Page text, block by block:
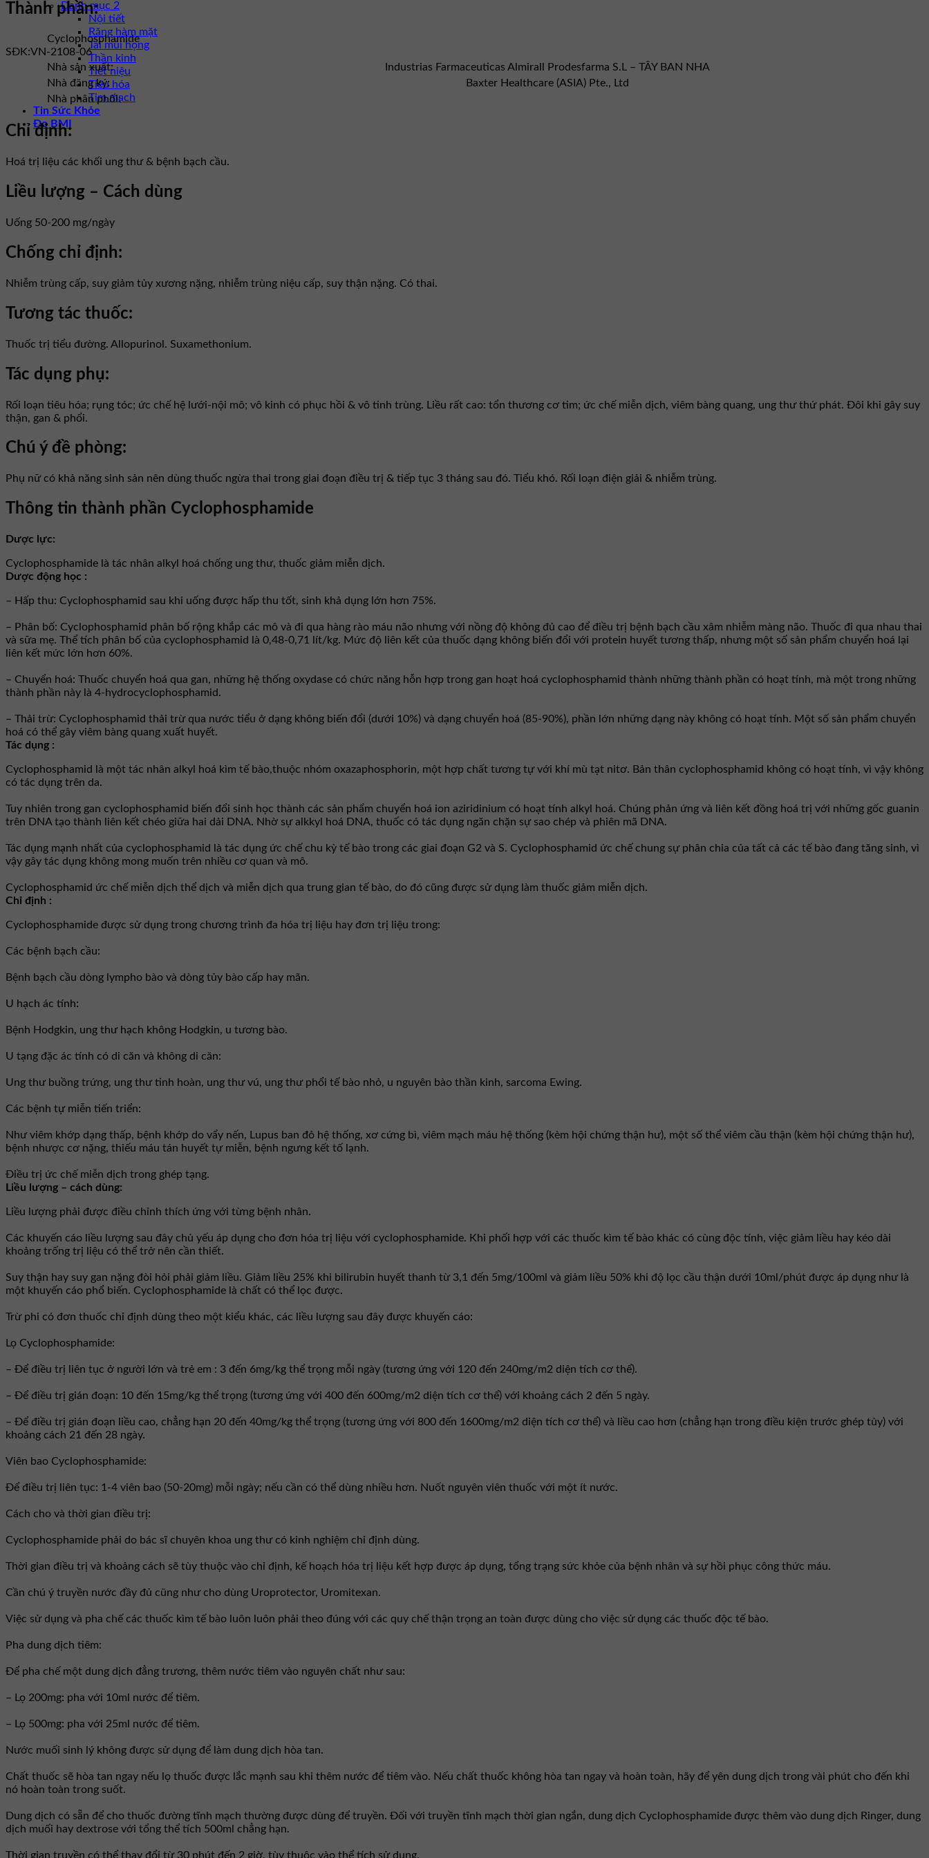
Danh mục 2
Nội tiết
Răng hàm mặt
Tai mũi họng
Thần kinh
Tiết niệu
Tiêu hóa
Tim mạch
Tin Sức Khỏe
Đo BMI
Thành phần:
Cyclophosphamide
SĐK:VN-2108-06
Nhà sản xuất:
Industrias Farmaceuticas Almirall Prodesfarma S.L – TÂY BAN NHA
Nhà đăng ký:
Baxter Healthcare (ASIA) Pte., Ltd
Nhà phân phối:
Chỉ định:
Hoá trị liệu các khối ung thư & bệnh bạch cầu.
Liều lượng – Cách dùng
Uống 50-200 mg/ngày
Chống chỉ định:
Nhiễm trùng cấp, suy giảm tủy xương nặng, nhiễm trùng niệu cấp, suy thận nặng. Có thai.
Tương tác thuốc:
Thuốc trị tiểu đường. Allopurinol. Suxamethonium.
Tác dụng phụ:
Rối loạn tiêu hóa; rụng tóc; ức chế hệ lưới-nội mô; vô kinh có phục hồi & vô tinh trùng. Liều rất cao: tổn thương cơ tim; ức chế miễn dịch, viêm bàng quang, ung thư thứ phát. Ðôi khi gây suy
thận, gan & phổi.
Chú ý đề phòng:
Phụ nữ có khả năng sinh sản nên dùng thuốc ngừa thai trong giai đoạn điều trị & tiếp tục 3 tháng sau đó. Tiểu khó. Rối loạn điện giải & nhiễm trùng.
Thông tin thành phần Cyclophosphamide
Dược lực:
Cyclophosphamide là tác nhân alkyl hoá chống ung thư, thuốc giảm miễn dịch.
Dược động học :
– Hấp thu: Cyclophosphamid sau khi uống được hấp thu tốt, sinh khả dụng lớn hơn 75%.
– Phân bố: Cyclophosphamid phân bố rộng khắp các mô và đi qua hàng rào máu não nhưng với nồng độ không đủ cao để điều trị bệnh bạch cầu xâm nhiễm màng não. Thuốc đi qua nhau thai
và sữa mẹ. Thể tích phân bố của cyclophosphamid là 0,48-0,71 lít/kg. Mức độ liên kết của thuốc dạng không biến đổi với protein huyết tương thấp, nhưng một số sản phẩm chuyển hoá lại
liên kết mức lớn hơn 60%.
– Chuyển hoá: Thuốc chuyển hoá qua gan, những hệ thống oxydase có chức năng hỗn hợp trong gan hoạt hoá cyclophosphamid thành những thành phần có hoạt tính, mà một trong những
thành phần này là 4-hydrocyclophosphamid.
– Thải trừ: Cyclophosphamid thải trừ qua nước tiểu ở dạng không biến đổi (dưới 10%) và dạng chuyển hoá (85-90%), phần lớn những dạng này không có hoạt tính. Một số sản phẩm chuyển
hoá có thể gây viêm bàng quang xuất huyết.
Tác dụng :
Cyclophosphamid là một tác nhân alkyl hoá kìm tế bào,thuộc nhóm oxazaphosphorin, một hợp chất tương tự với khí mù tạt nitơ. Bản thân cyclophosphamid không có hoạt tính, vì vậy không
có tác dụng trên da.
Tuy nhiên trong gan cyclophosphamid biến đổi sinh học thành các sản phẩm chuyển hoá ion aziridinium có hoạt tính alkyl hoá. Chúng phản ứng và liên kết đồng hoá trị với những gốc guanin
trên DNA tạo thành liên kết chéo giữa hai dải DNA. Nhờ sự alkkyl hoá DNA, thuốc có tác dụng ngăn chặn sự sao chép và phiên mã DNA.
Tác dụng mạnh nhất của cyclophosphamid là tác dụng ức chế chu kỳ tế bào trong các giai đoạn G2 và S. Cyclophosphamid ức chế chung sự phân chia của tất cả các tế bào đang tăng sinh, vì
vậy gây tác dụng không mong muốn trên nhiều cơ quan và mô.
Cyclophosphamid ức chế miễn dịch thể dịch và miễn dịch qua trung gian tế bào, do đó cũng được sử dụng làm thuốc giảm miễn dịch.
Chỉ định :
Cyclophosphamide được sử dụng trong chương trình đa hóa trị liệu hay đơn trị liệu trong:
Các bệnh bạch cầu:
Bệnh bạch cầu dòng lympho bào và dòng tủy bào cấp hay mãn.
U hạch ác tính:
Bệnh Hodgkin, ung thư hạch không Hodgkin, u tương bào.
U tạng đặc ác tính có di căn và không di căn:
Ung thư buồng trứng, ung thư tinh hoàn, ung thư vú, ung thư phổi tế bào nhỏ, u nguyên bào thần kinh, sarcoma Ewing.
Các bệnh tự miễn tiến triển:
Như viêm khớp dạng thấp, bệnh khớp do vẩy nến, Lupus ban đỏ hệ thống, xơ cứng bì, viêm mạch máu hệ thống (kèm hội chứng thận hư), một số thể viêm cầu thận (kèm hội chứng thận hư),
bệnh nhược cơ nặng, thiếu máu tán huyết tự miễn, bệnh ngưng kết tố lạnh.
Ðiều trị ức chế miễn dịch trong ghép tạng.
Liều lượng – cách dùng:
Liều lượng phải được điều chỉnh thích ứng với từng bệnh nhân.
Các khuyến cáo liều lượng sau đây chủ yếu áp dụng cho đơn hóa trị liệu với cyclophosphamide. Khi phối hợp với các thuốc kìm tế bào khác có cùng độc tính, việc giảm liều hay kéo dài
khoảng trống trị liệu có thể trở nên cần thiết.
Suy thận hay suy gan nặng đòi hỏi phải giảm liều. Giảm liều 25% khi bilirubin huyết thanh từ 3,1 đến 5mg/100ml và giảm liều 50% khi độ lọc cầu thận dưới 10ml/phút được áp dụng như là
một khuyến cáo phổ biến. Cyclophosphamide là chất có thể lọc được.
Trừ phi có đơn thuốc chỉ định dùng theo một kiểu khác, các liều lượng sau đây được khuyến cáo:
Lọ Cyclophosphamide:
– Ðể điều trị liên tục ở người lớn và trẻ em : 3 đến 6mg/kg thể trọng mỗi ngày (tương ứng với 120 đến 240mg/m2 diện tích cơ thể).
– Ðể điều trị gián đoạn: 10 đến 15mg/kg thể trọng (tương ứng với 400 đến 600mg/m2 diện tích cơ thể) với khoảng cách 2 đến 5 ngày.
– Ðể điều trị gián đoạn liều cao, chẳng hạn 20 đến 40mg/kg thể trọng (tương ứng với 800 đến 1600mg/m2 diện tích cơ thể) và liều cao hơn (chẳng hạn trong điều kiện trước ghép tủy) với
khoảng cách 21 đến 28 ngày.
Viên bao Cyclophosphamide:
Ðể điều trị liên tục: 1-4 viên bao (50-20mg) mỗi ngày; nếu cần có thể dùng nhiều hơn. Nuốt nguyên viên thuốc với một ít nước.
Cách cho và thời gian điều trị:
Cyclophosphamide phải do bác sĩ chuyên khoa ung thư có kinh nghiệm chỉ định dùng.
Thời gian điều trị và khoảng cách sẽ tùy thuộc vào chỉ định, kế hoạch hóa trị liệu kết hợp được áp dụng, tổng trạng sức khỏe của bệnh nhân và sự hồi phục công thức máu.
Cần chú ý truyền nước đầy đủ cũng như cho dùng Uroprotector, Uromitexan.
Việc sử dụng và pha chế các thuốc kìm tế bào luôn luôn phải theo đúng với các quy chế thận trọng an toàn được dùng cho việc sử dụng các thuốc độc tế bào.
Pha dung dịch tiêm:
Ðể pha chế một dung dịch đẳng trương, thêm nước tiêm vào nguyên chất như sau:
– Lọ 200mg: pha với 10ml nước để tiêm.
– Lọ 500mg: pha với 25ml nước để tiêm.
Nước muối sinh lý không được sử dụng để làm dung dịch hòa tan.
Chất thuốc sẽ hòa tan ngay nếu lọ thuốc được lắc mạnh sau khi thêm nước để tiêm vào. Nếu chất thuốc không hòa tan ngay và hoàn toàn, hãy để yên dung dịch trong vài phút cho đến khi
nó hoàn toàn trong suốt.
Dung dịch có sẵn để cho thuốc đường tĩnh mạch thường được dùng để truyền. Ðối với truyền tĩnh mạch thời gian ngắn, dung dịch Cyclophosphamide được thêm vào dung dịch Ringer, dung
dịch muối hay dextrose với tổng thể tích 500ml chẳng hạn.
Thời gian truyền có thể thay đổi từ 30 phút đến 2 giờ, tùy thuộc vào thể tích sử dụng.